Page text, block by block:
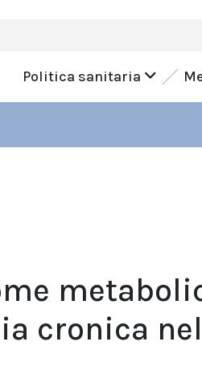
Politica sanitaria
cronica